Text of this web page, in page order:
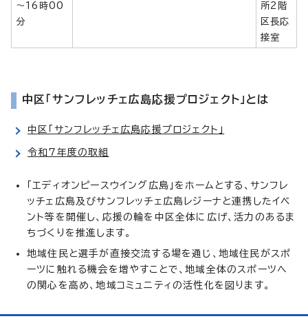
～16時00
分
所2階
区長応
接室
中区「サンフレッチェ広島応援プロジェクト」とは
中区「サンフレッチェ広島応援プロジェクト」
令和7年度の取組
「エディオンピースウイング広島」をホームとする、サンフレ
ッチェ広島及びサンフレッチェ広島レジーナと連携したイベ
ント等を開催し、応援の輪を中区全体に広げ、活力のあるま
ちづくりを推進します。
地域住民と選手が直接交流する場を通じ、地域住民がスポ
ーツに触れる機会を増やすことで、地域全体のスポーツへ
の関心を高め、地域コミュニティの活性化を図ります。